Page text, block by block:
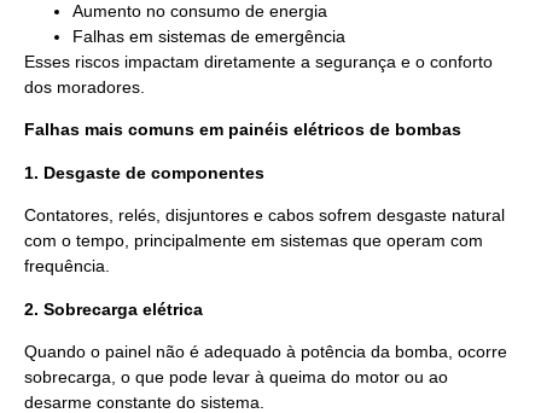
Aumento no consumo de energia
Falhas em sistemas de emergência
Esses riscos impactam diretamente a segurança e o conforto
dos moradores.
Falhas mais comuns em painéis elétricos de bombas
1. Desgaste de componentes
Contatores, relés, disjuntores e cabos sofrem desgaste natural
com o tempo, principalmente em sistemas que operam com
frequência.
2. Sobrecarga elétrica
Quando o painel não é adequado à potência da bomba, ocorre
sobrecarga, o que pode levar à queima do motor ou ao
desarme constante do sistema.